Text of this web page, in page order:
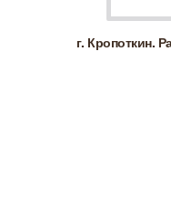
г. Кропоткин.